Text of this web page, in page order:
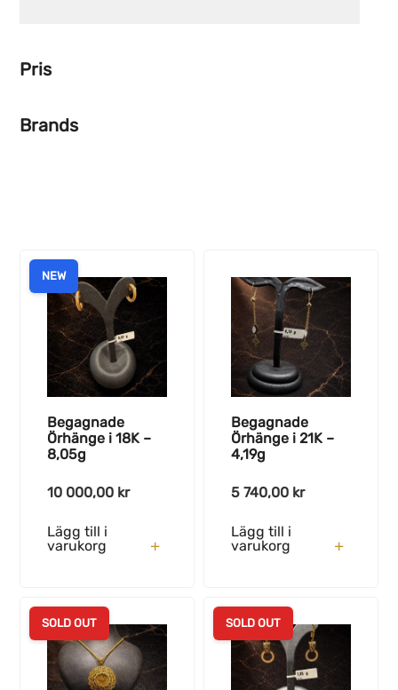
Pris
Brands
NEW
Begagnade
Örhänge i 18K –
8,05g
10 000,00 kr
Lägg till i
varukorg
Begagnade
Örhänge i 21K –
4,19g
5 740,00 kr
Lägg till i
varukorg
SOLD OUT SOLD OUT